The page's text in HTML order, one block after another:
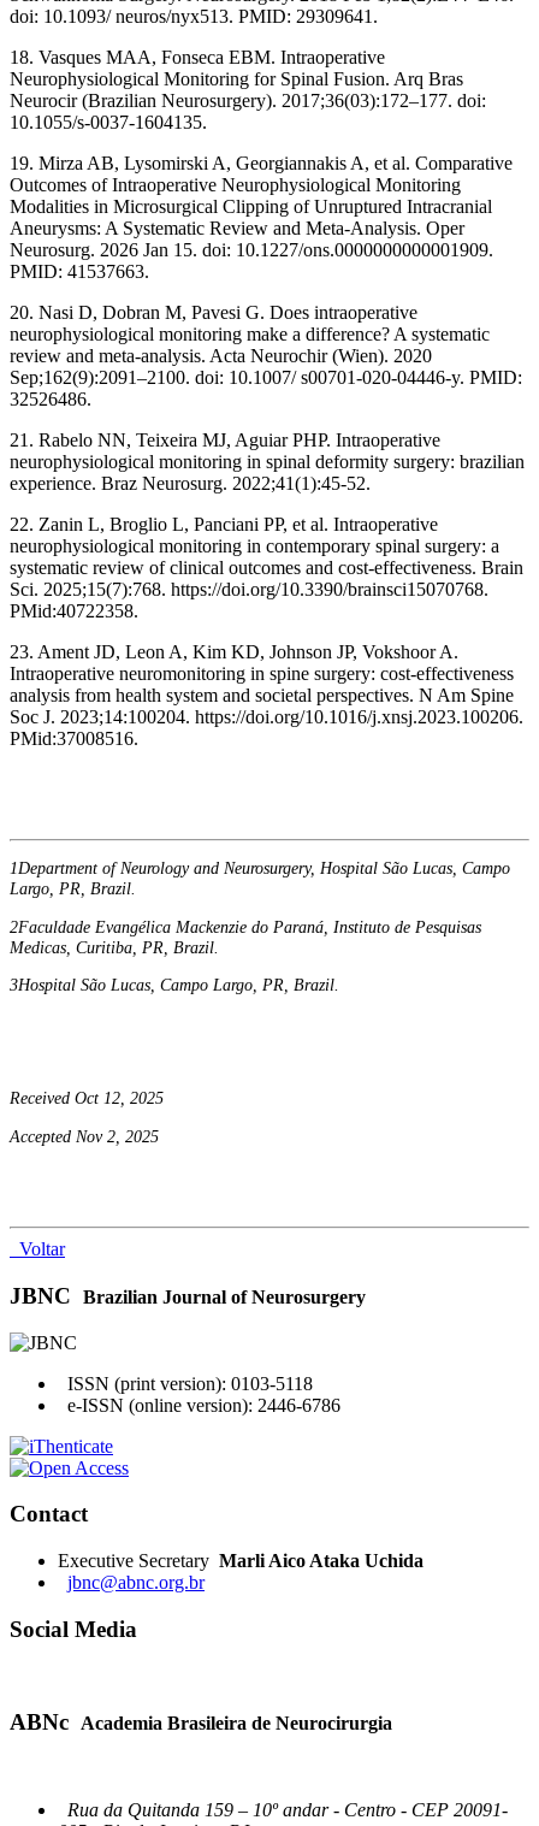
doi: 10.1093/ neuros/nyx513. PMID: 29309641.
18. Vasques MAA, Fonseca EBM. Intraoperative
Neurophysiological Monitoring for Spinal Fusion. Arq Bras
Neurocir (Brazilian Neurosurgery). 2017;36(03):172–177. doi:
10.1055/s-0037-1604135.
19. Mirza AB, Lysomirski A, Georgiannakis A, et al. Comparative
Outcomes of Intraoperative Neurophysiological Monitoring
Modalities in Microsurgical Clipping of Unruptured Intracranial
Aneurysms: A Systematic Review and Meta-Analysis. Oper
Neurosurg. 2026 Jan 15. doi: 10.1227/ons.0000000000001909.
PMID: 41537663.
20. Nasi D, Dobran M, Pavesi G. Does intraoperative
neurophysiological monitoring make a difference? A systematic
review and meta-analysis. Acta Neurochir (Wien). 2020
Sep;162(9):2091–2100. doi: 10.1007/ s00701-020-04446-y. PMID:
32526486.
21. Rabelo NN, Teixeira MJ, Aguiar PHP. Intraoperative
neurophysiological monitoring in spinal deformity surgery: brazilian
experience. Braz Neurosurg. 2022;41(1):45-52.
22. Zanin L, Broglio L, Panciani PP, et al. Intraoperative
neurophysiological monitoring in contemporary spinal surgery: a
systematic review of clinical outcomes and cost-effectiveness. Brain
Sci. 2025;15(7):768. https://doi.org/10.3390/brainsci15070768.
PMid:40722358.
23. Ament JD, Leon A, Kim KD, Johnson JP, Vokshoor A.
Intraoperative neuromonitoring in spine surgery: cost-effectiveness
analysis from health system and societal perspectives. N Am Spine
Soc J. 2023;14:100204. https://doi.org/10.1016/j.xnsj.2023.100206.
PMid:37008516.
1Department of Neurology and Neurosurgery, Hospital São Lucas, Campo
Largo, PR, Brazil.
2Faculdade Evangélica Mackenzie do Paraná, Instituto de Pesquisas
Medicas, Curitiba, PR, Brazil.
3Hospital São Lucas, Campo Largo, PR, Brazil.
Received Oct 12, 2025
Accepted Nov 2, 2025
Voltar
JBNC Brazilian Journal of Neurosurgery
ISSN (print version): 0103-5118
e-ISSN (online version): 2446-6786
Contact
Executive Secretary Marli Aico Ataka Uchida
jbnc@abnc.org.br
Social Media
ABNc Academia Brasileira de Neurocirurgia
Rua da Quitanda 159 – 10º andar - Centro - CEP 20091-